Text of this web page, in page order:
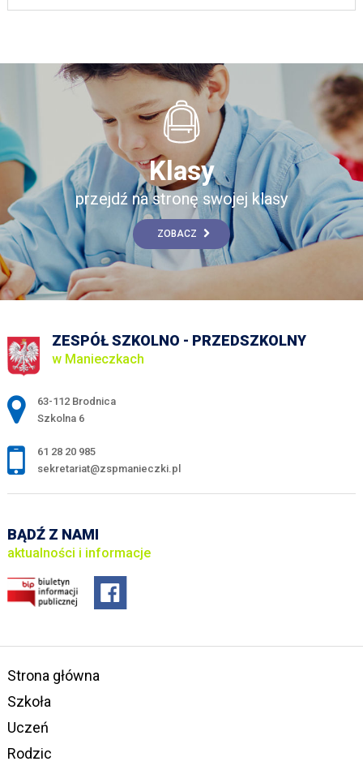
Klasy
przejdź na stronę swojej klasy
ZOBACZ
ZESPÓŁ SZKOLNO - PRZEDSZKOLNY
w Manieczkach
Adres pocztowy:
63-112 Brodnica
Szkolna 6
61 28 20 985
sekretariat@zspmanieczki.pl
BĄDŹ Z NAMI
aktualności i informacje
Strona główna
Szkoła
Uczeń
Rodzic